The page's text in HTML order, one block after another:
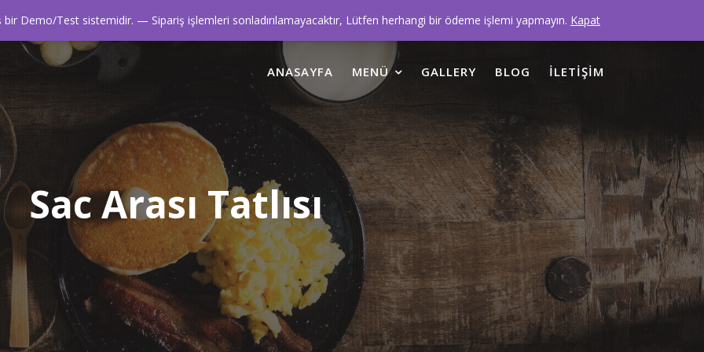
0216 445 42 42
ANASAYFA MENÜ GALLERY BLOG İLETIŞIM
Sac Arası Tatlısı
Demo/Test sistemidir. — Sipariş işlemleri sonladırılamayacaktır, Lütfen herhangi bir ödeme işlemi yapmayın. Kapat